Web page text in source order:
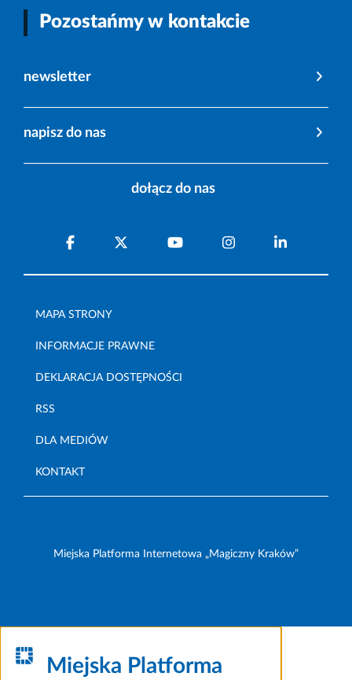
Pozostańmy w kontakcie
newsletter
napisz do nas
dołącz do nas
MAPA STRONY
INFORMACJE PRAWNE
DEKLARACJA DOSTĘPNOŚCI
RSS
DLA MEDIÓW
KONTAKT
Miejska Platforma Internetowa „Magiczny Kraków”
Miejska Platforma